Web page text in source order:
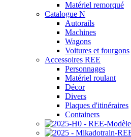
Matériel remorqué
Catalogue N
Autorails
Machines
Wagons
Voitures et fourgons
Accessoires REE
Personnages
Matériel roulant
Décor
Divers
Plaques d'itinéraires
Containers